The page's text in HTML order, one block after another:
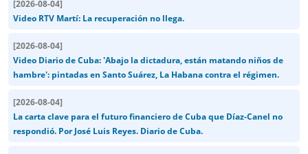
[2026-08-04]
Video RTV Martí: La recuperación no llega.
[2026-08-04]
Video Diario de Cuba: 'Abajo la dictadura, están matando niños de
hambre': pintadas en Santo Suárez, La Habana contra el régimen.
[2026-08-04]
La carta clave para el futuro financiero de Cuba que Díaz-Canel no
respondió. Por José Luis Reyes. Diario de Cuba.